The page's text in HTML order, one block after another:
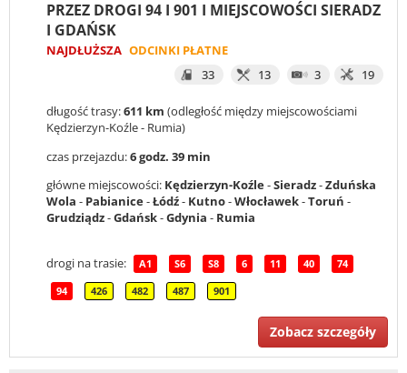
PRZEZ DROGI 94 I 901 I MIEJSCOWOŚCI SIERADZ
I GDAŃSK
NAJDŁUŻSZA ODCINKI PŁATNE
33
13 3 19
długość trasy:611 km (odległość między miejscowościami
Kędzierzyn-Koźle - Rumia)
czas przejazdu:6 godz. 39 min
główne miejscowości: Kędzierzyn-Koźle-Sieradz-Zduńska
Wola - Pabianice-Łódź- Kutno-Włocławek-Toruń -
Grudziądz-Gdańsk-Gdynia - Rumia
drogi na trasie: A1 S6 S8 6 11 40 74
94 426 482 487 901
Zobacz szczegóły